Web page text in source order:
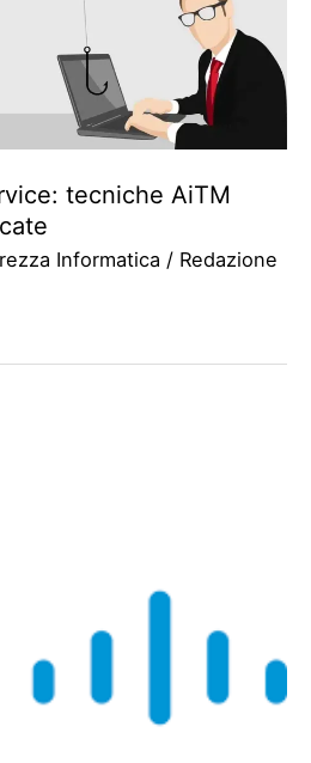
tecniche AiTM
Informatica / Redazione